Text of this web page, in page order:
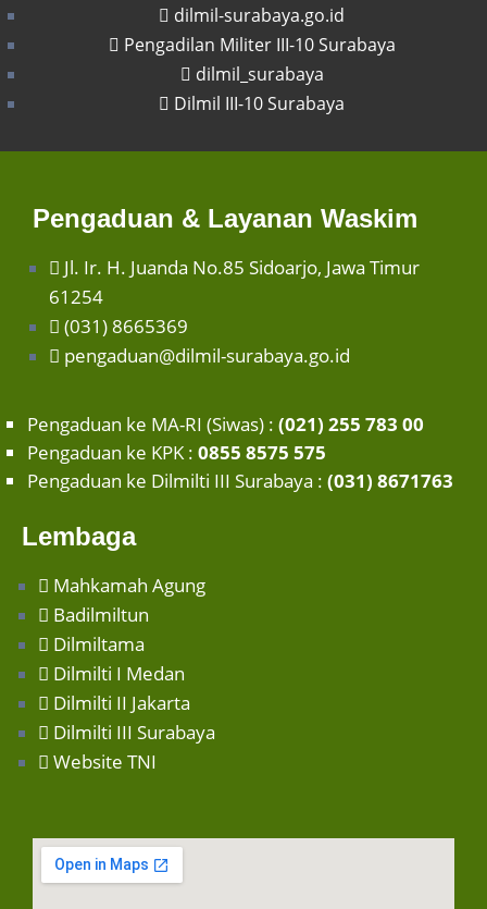
dilmil-surabaya.go.id
Pengadilan Militer III-10 Surabaya
dilmil_surabaya
Dilmil III-10 Surabaya
Pengaduan & Layanan Waskim
Jl. Ir. H. Juanda No.85 Sidoarjo, Jawa Timur
61254
(031) 8665369
pengaduan@dilmil-surabaya.go.id
Pengaduan ke MA-RI (Siwas) : (021) 255 783 00
Pengaduan ke KPK : 0855 8575 575
Pengaduan ke Dilmilti III Surabaya : (031) 8671763
Lembaga
Mahkamah Agung
Badilmiltun
Dilmiltama
Dilmilti I Medan
Dilmilti II Jakarta
Dilmilti III Surabaya
Website TNI